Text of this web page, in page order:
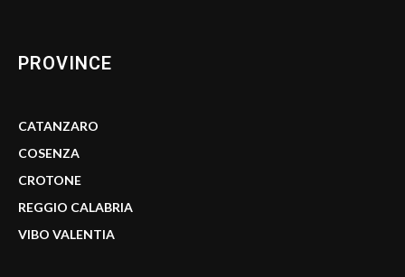
PROVINCE
CATANZARO
COSENZA
CROTONE
REGGIO CALABRIA
VIBO VALENTIA